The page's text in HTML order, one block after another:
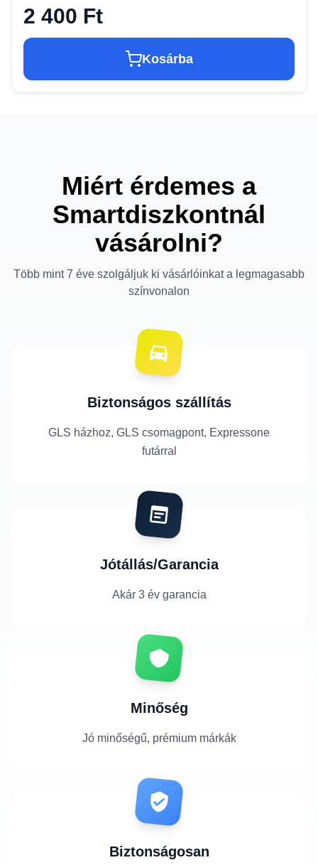
2 400 Ft
Kosárba
Miért érdemes a
Smartdiszkontnál
vásárolni?
Több mint 7 éve szolgáljuk ki vásárlóinkat a legmagasabb
színvonalon
Biztonságos szállítás
GLS házhoz, GLS csomagpont, Expressone
futárral
Jótállás/Garancia
Akár 3 év garancia
Minőség
Jó minőségű, prémium márkák
Biztonságosan